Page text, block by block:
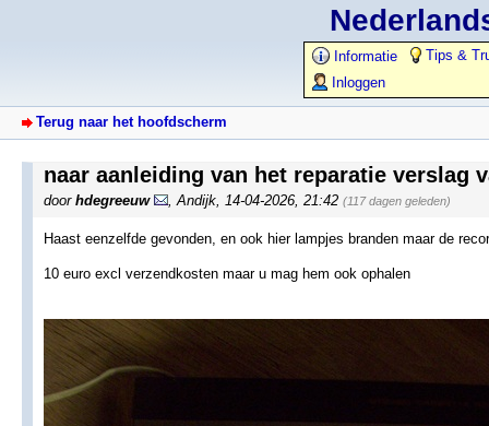
Informatie
Tips &
Inloggen
Terug naar het hoofdscherm
naar aanleiding van het reparatie verslag
door hdegreeuw Andijk 14-04-2026, 21:42 (117 dagen geleden)
Haast eenzelfde gevonden, en ook hier lampjes branden maar de
10 euro excl verzendkosten maar u mag hem ook ophalen